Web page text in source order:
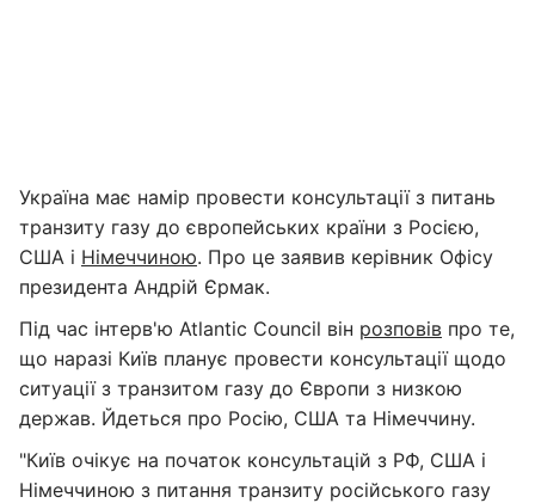
Україна має намір провести консультації з питань
транзиту газу до європейських країни з Росією,
США і Німеччиною. Про це заявив керівник Офісу
президента Андрій Єрмак.
Під час інтерв'ю Atlantic Council він розповів про те,
що наразі Київ планує провести консультації щодо
ситуації з транзитом газу до Європи з низкою
держав. Йдеться про Росію, США та Німеччину.
"Київ очікує на початок консультацій з РФ, США і
Німеччиною з питання транзиту російського газу